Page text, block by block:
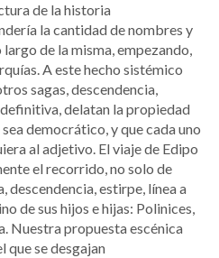
de la historia
la cantidad de nombres y
de la misma, empezando,
A este hecho sistémico
sagas, descendencia,
delatan la propiedad
democrático, y que cada uno
al adjetivo. El viaje de Edipo
el recorrido, no solo de
descendencia, estirpe, línea a
de sus hijos e hijas: Polinices,
Nuestra propuesta escénica
que se desgajan